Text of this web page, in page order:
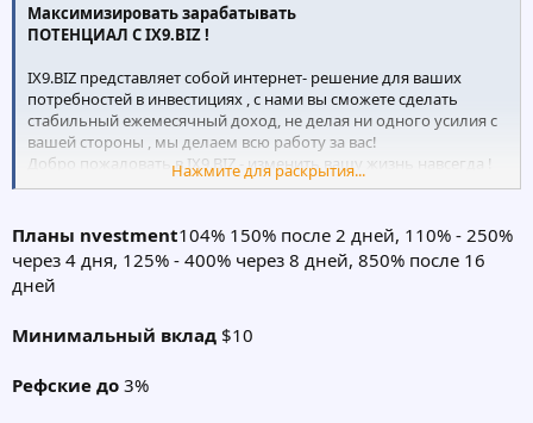
Максимизировать зарабатывать
ПОТЕНЦИАЛ С IX9.BIZ !
IX9.BIZ представляет собой интернет- решение для ваших
потребностей в инвестициях , с нами вы сможете сделать
стабильный ежемесячный доход, не делая ни одного усилия с
вашей стороны , мы делаем всю работу за вас!
Добро пожаловать в IX9.BIZ - изменить вашу жизнь навсегда !
прежде чем нажать другую ссылку , пожалуйста, читайте
дальше . Вы не одиноки в поиске наиболее стабильной и
высокорентабельной онлайн инвестиционной компании в
Интернете. На самом деле, вы, скорее всего почти на грани
компанию, которая должна изменить свою жизнь навсегда.
С ix9.biz , вы не только собирается изменить свою жизнь , но
жизнь людей, которых вы любите. Наша компания является не
Нажмите для раскрытия...
Планы nvestment104% 150% после 2 дней, 110% - 250%
через 4 дня, 125% - 400% через 8 дней, 850% после 16
дней
Минимальный вклад $10
Рефские до 3%